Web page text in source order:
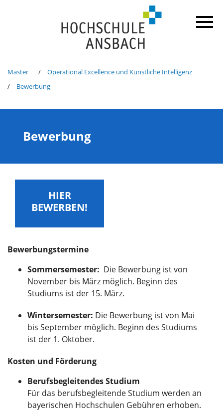
Master
Operational Excellence und Künstliche Intelligenz
Bewerbung
Bewerbung
HIER
BEWERBEN!
Bewerbungstermine
Sommersemester: Die Bewerbung ist von
November bis März möglich. Beginn des
Studiums ist der 15. März.
Wintersemester: Die Bewerbung ist von Mai
bis September möglich. Beginn des Studiums
ist der 1. Oktober.
Kosten und Förderung
Berufsbegleitendes Studium
Für das berufsbegleitende Studium werden an
bayerischen Hochschulen Gebühren erhoben.